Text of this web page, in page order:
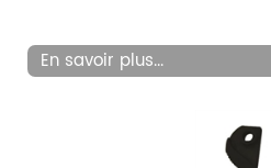
En savoir plus...